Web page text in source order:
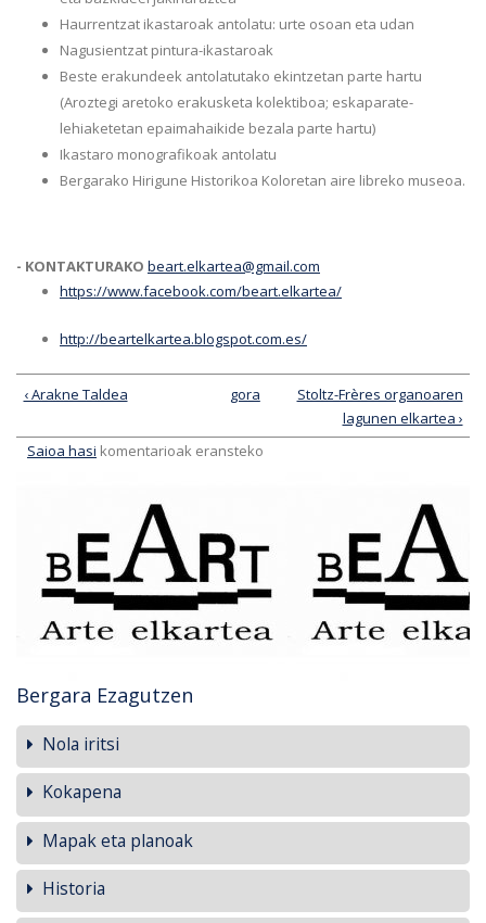
Haurrentzat ikastaroak antolatu: urte osoan eta udan
Nagusientzat pintura-ikastaroak
Beste erakundeek antolatutako ekintzetan parte hartu
(Aroztegi aretoko erakusketa kolektiboa; eskaparate-
lehiaketetan epaimahaikide bezala parte hartu)
Ikastaro monografikoak antolatu
Bergarako Hirigune Historikoa Koloretan aire libreko museoa.
- KONTAKTURAKO beart.elkartea@gmail.com
https://www.facebook.com/beart.elkartea/
http://beartelkartea.blogspot.com.es/
‹ Arakne Taldea gora
Stoltz-Frères organoaren
lagunen elkartea ›
Saioa hasi komentarioak eransteko
Bergara Ezagutzen
Nola iritsi
Kokapena
Mapak eta planoak
Historia